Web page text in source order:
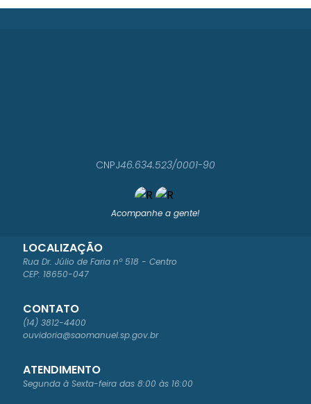
Acompanhe a gente!
LOCALIZAÇÃO
Rua Dr. Júlio de Faria nº 518 - Centro
CEP: 18650-047
CONTATO
(14) 3812-4400
ouvidoria@saomanuel.sp.gov.br
ATENDIMENTO
Segunda à Sexta-feira das 8:00 às 16:00
CNPJ46.634.523/0001-90